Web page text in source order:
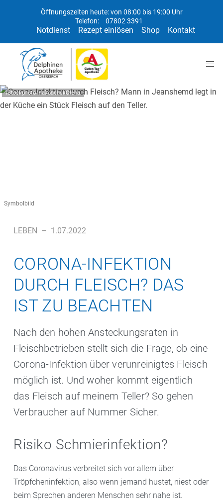
Öffnungszeiten heute: von 08:00 bis 19:00 Uhr
Telefon:
07802 3391
Notdienst Rezept einlösen Shop Kontakt
iStockphoto/YakobchukOlena
Symbolbild
LEBEN – 1.07.2022
CORONA-INFEKTION
DURCH FLEISCH? DAS
IST ZU BEACHTEN
Nach den hohen Ansteckungsraten in
Fleischbetrieben stellt sich die Frage, ob eine
Corona-Infektion über verunreinigtes Fleisch
möglich ist. Und woher kommt eigentlich
das Fleisch auf meinem Teller? So gehen
Verbraucher auf Nummer Sicher.
Risiko Schmierinfektion?
Das Coronavirus verbreitet sich vor allem über
Tröpfcheninfektion, also wenn jemand hustet, niest oder
beim Sprechen anderen Menschen sehr nahe ist.